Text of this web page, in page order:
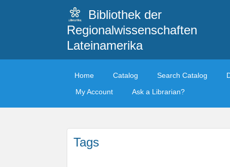
Bibliothek der
Regionalwissenschaften
Lateinamerika
Home Catalog Search Catalog
My Account
Ask a Librarian?
Tags